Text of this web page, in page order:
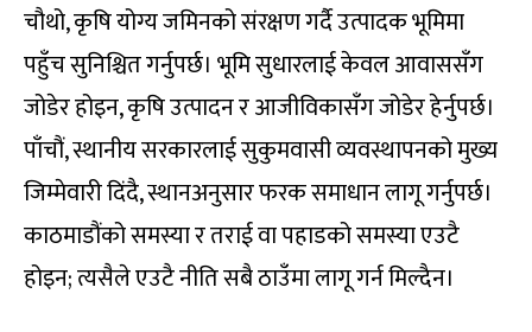
चौथो, कृषि योग्य जमिनको संरक्षण गर्दै उत्पादक भूमिमा
पहुँच सुनिश्चित गर्नुपर्छ। भूमि सुधारलाई केवल आवाससँग
जोडेर होइन, कृषि उत्पादन र आजीविकासँग जोडेर हेर्नुपर्छ।
पाँचौं, स्थानीय सरकारलाई सुकुमवासी व्यवस्थापनको मुख्य
जिम्मेवारी दिंदै, स्थानअनुसार फरक समाधान लागू गर्नुपर्छ।
काठमाडौंको समस्या र तराई वा पहाडको समस्या एउटै
होइन; त्यसैले एउटै नीति सबै ठाउँमा लागू गर्न मिल्दैन।